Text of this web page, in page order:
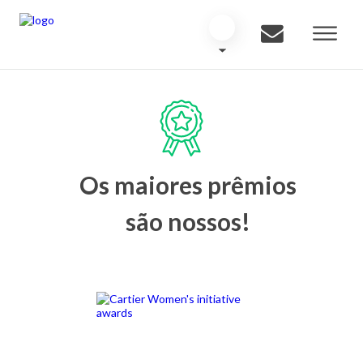
Os maiores prêmios
são nossos!